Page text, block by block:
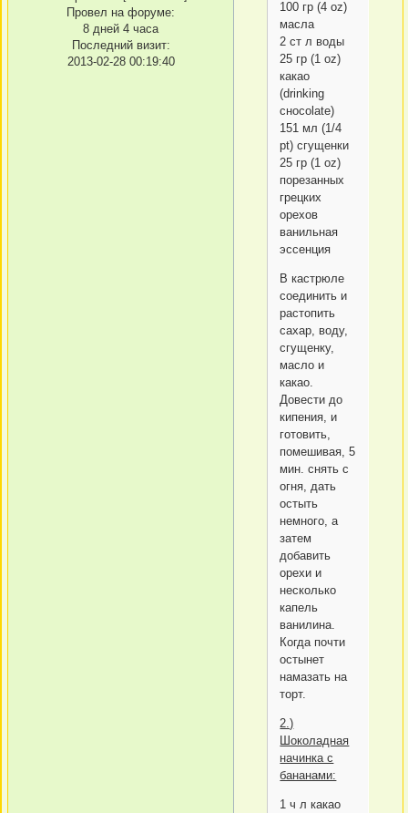
Провел на форуме:
8 дней 4 часа
Последний визит:
2013-02-28 00:19:40
100 гр (4 oz)
масла
2 ст л воды
25 гр (1 oz)
какао
(drinking
cнocolate)
151 мл (1/4
pt) сгущенки
25 гр (1 oz)
порезанных
грецких
орехов
ванильная
эссенция
В кастрюле
соединить и
растопить
сахар, воду,
сгущенку,
масло и
какао.
Довести до
кипения, и
готовить,
помешивая, 5
мин. снять с
огня, дать
остыть
немного, а
затем
добавить
орехи и
несколько
капель
ванилина.
Когда почти
остынет
намазать на
торт.
2.)
Шоколадная
начинка с
бананами:
1 ч л какао